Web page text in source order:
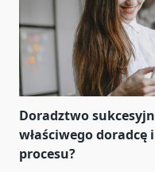
Doradztwo
właściwego doradcę
procesu?